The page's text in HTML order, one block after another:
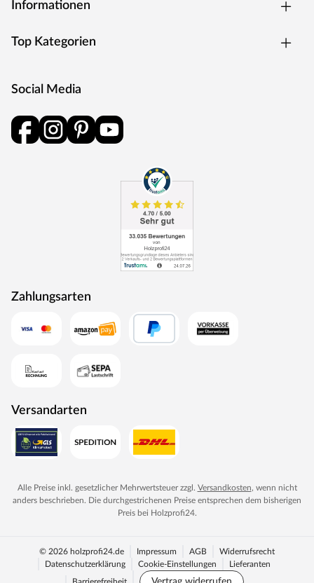
Informationen
Top Kategorien
Social Media
Zahlungsarten
Versandarten
Alle Preise inkl. gesetzlicher Mehrwertsteuer zzgl. Versandkosten, wenn nicht
anders beschrieben. Die durchgestrichenen Preise entsprechen dem bisherigen
Preis bei Holzprofi24.
© 2026 holzprofi24.de Impressum AGB
Widerrufsrecht
Datenschutzerklärung
Cookie-Einstellungen Lieferanten